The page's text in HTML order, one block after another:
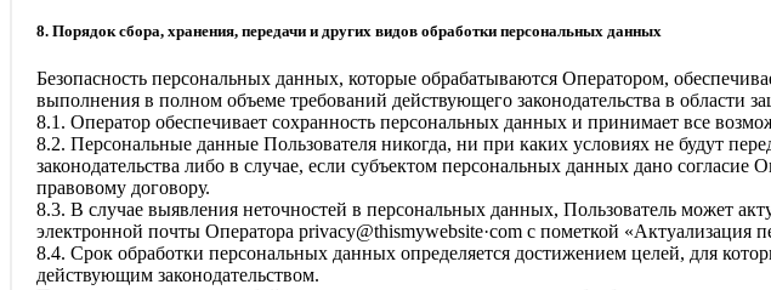
8. Порядок сбора, хранения, передачи и других видов обработки персональных данных
Безопасность персональных данных, которые обрабатываются Оператором,
выполнения в полном объеме требований действующего законодательства в области
8.1. Оператор обеспечивает сохранность персональных данных и принимает все
8.2. Персональные данные Пользователя никогда, ни при каких условиях не будут
законодательства либо в случае, если субъектом персональных данных дано
правовому договору.
8.3. В случае выявления неточностей в персональных данных, Пользователь может
электронной почты Оператора privacy@thismywebsite·com с пометкой «Актуализация
8.4. Срок обработки персональных данных определяется достижением целей, для
действующим законодательством.